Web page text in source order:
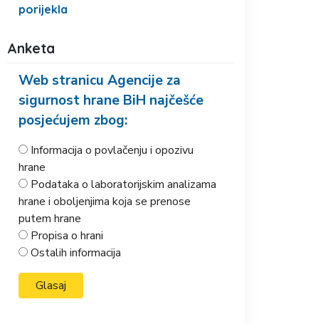
porijekla
Anketa
Web stranicu Agencije za
sigurnost hrane BiH najčešće
posjećujem zbog:
Informacija o povlačenju i opozivu
hrane
Podataka o laboratorijskim analizama
hrane i oboljenjima koja se prenose
putem hrane
Propisa o hrani
Ostalih informacija